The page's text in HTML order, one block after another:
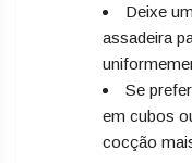
Deixe
assadeira
Se
em cubos
cocção